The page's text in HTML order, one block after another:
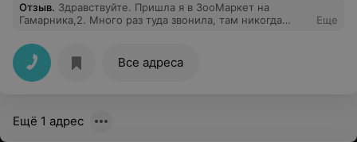
Отзыв. Здравствуйте. Пришла я в ЗооМаркет на
Гамарника,2. Много раз туда звонила, там никогда
сам магазин. Магазин большой, всё нормально, вдоль
стены аквариумы с кроликами, дегу, крысами и
цитирую "монгольские тушканчики" (видимо так
реклама лучше работает). На самом деле это мыши-
плодильни) И вот в аквариуме с этими "тушканчиками"
Еще
Все адреса
Ещё 1 адрес